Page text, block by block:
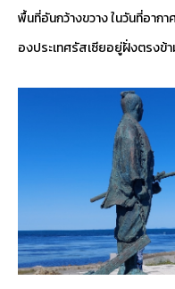
พื้นที่อันกว้างขวาง ในวันที่อากา
องประเทศรัสเซียอยู่ฝั่งตรงข้า